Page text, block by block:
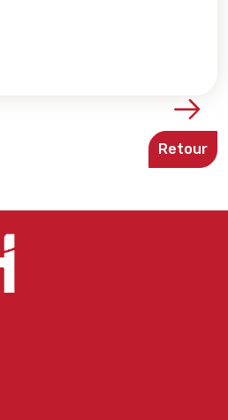
Voir les détails de la
Retour